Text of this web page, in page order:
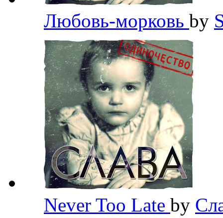
Любовь-морковь by
Never Too Late by